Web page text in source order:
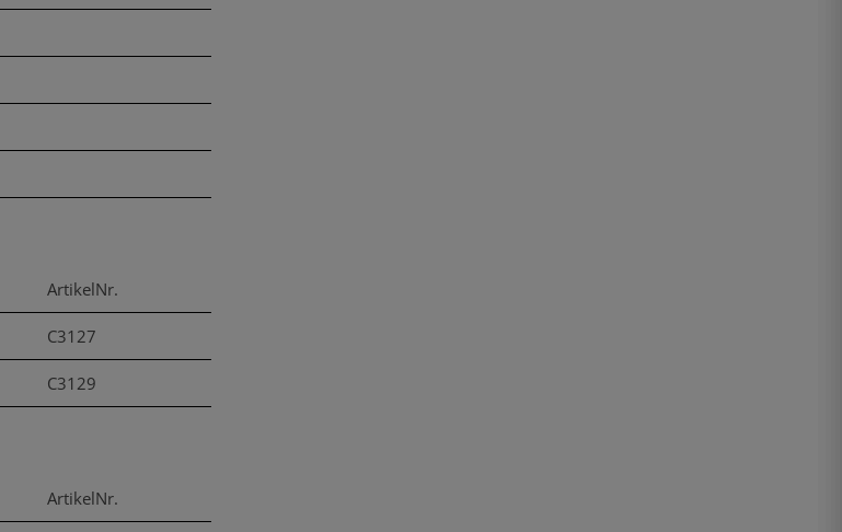
ArtikelNr.
C3127
C3129
ArtikelNr.